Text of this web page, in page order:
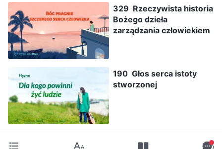
329 Rzeczywista historia
Bożego dzieła
zarządzania człowiekiem
190 Głos serca istoty
stworzonej